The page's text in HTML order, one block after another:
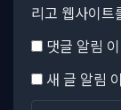
리고 웹사이트
댓글 알림
새 글 알림